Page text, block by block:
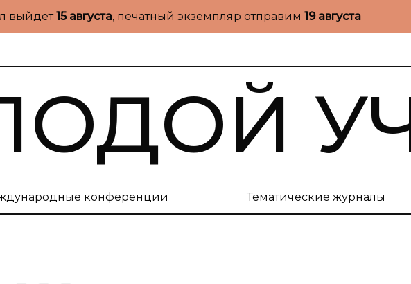
выйдет15 августа, печатный экземпляр отправим 19 августа
конференции Тематические журналы